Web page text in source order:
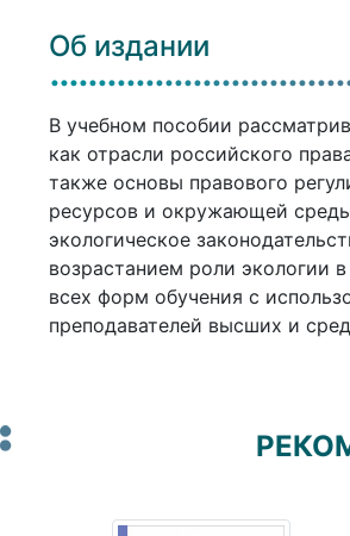
Об издании
В учебном пособии
как отрасли российского
также основы правового
ресурсов и окружающей
экологическое
возрастанием роли экологии
всех форм обучения с
преподавателей высших и